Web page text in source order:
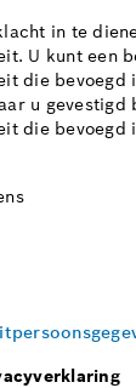
in te
U kunt een
die bevoegd
u gevestigd
die bevoegd